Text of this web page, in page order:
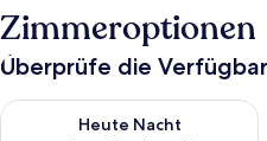
Zimmeroptionen
Überprüfe die
Heute Nacht
Überprüfe die Verfügbarkeit